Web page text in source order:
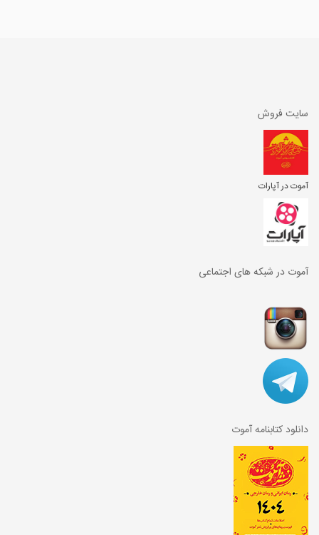
سایت فروش
آموت در آپارات
آموت در شبکه های اجتماعی
دانلود کتابنامه آموت